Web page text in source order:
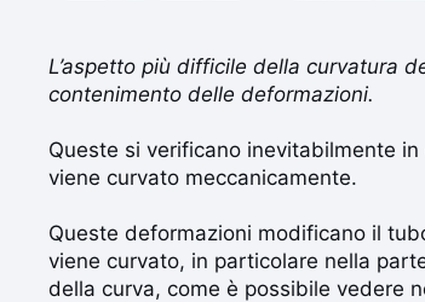
L’aspetto più difficile della curvatura
contenimento delle deformazioni.
Queste si verificano inevitabilmente
viene curvato meccanicamente.
Queste deformazioni modificano il
viene curvato, in particolare nella
della curva, come è possibile vedere